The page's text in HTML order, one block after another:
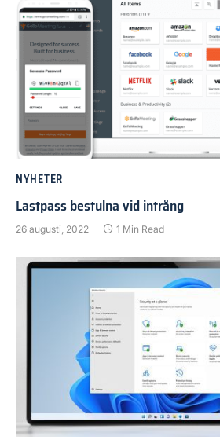
NYHETER
Lastpass bestulna vid intrång
26 augusti, 2022 1 Min Read